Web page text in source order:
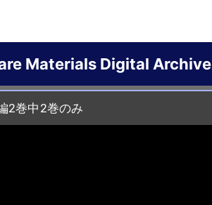
Materials Digital Archive